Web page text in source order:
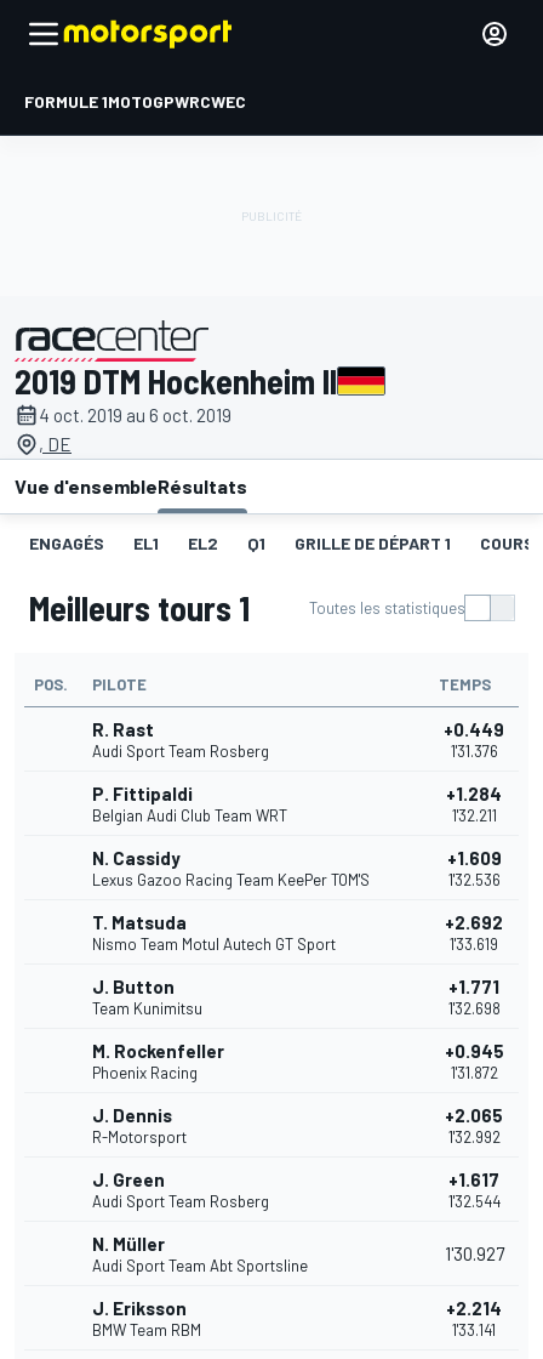
FORMULE 1MOTOGPWRCWEC
présenté par
2019 DTM Hockenheim II
4 oct. 2019 au 6 oct. 2019
, DE
Vue d'ensembleRésultats
ENGAGÉS EL1 EL2 Q1 GRILLE DE DÉPART 1
Meilleurs tours 1 Toutes les statistiques
POS. PILOTE TEMPS
R. Rast
Audi Sport Team Rosberg
+0.449
1'31.376
P. Fittipaldi
Belgian Audi Club Team WRT
+1.284
1'32.211
N. Cassidy
Lexus Gazoo Racing Team KeePer TOM'S
+1.609
1'32.536
T. Matsuda
Nismo Team Motul Autech GT Sport
+2.692
1'33.619
J. Button
Team Kunimitsu
+1.771
1'32.698
M. Rockenfeller
Phoenix Racing
+0.945
1'31.872
J. Dennis
R-Motorsport
+2.065
1'32.992
J. Green
Audi Sport Team Rosberg
+1.617
1'32.544
N. Müller
Audi Sport Team Abt Sportsline
1'30.927
J. Eriksson
BMW Team RBM
+2.214
1'33.141